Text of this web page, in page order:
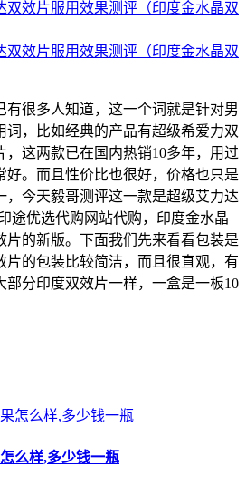
有很多人知道，这一个词就是针对男
词，比如经典的产品有超级希爱力双
，这两款已在国内热销10多年，用过
好。而且性价比也很好，价格也只是
，今天毅哥测评这一款是超级艾力达
途优选代购网站代购，印度金水晶
片的新版。下面我们先来看看包装是
片的包装比较简洁，而且很直观，有
部分印度双效片一样，一盒是一板10
么样,多少钱一瓶